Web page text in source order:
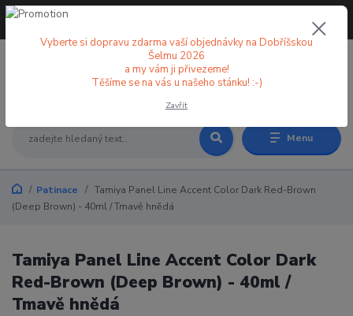
Menu
+420 773 998 582
Patinace
Tamiya Panel Line Accent Color Dark Red-Brown
(Deep Brown) - 40ml / Tmavě hnědá
Tamiya Panel Line Accent Color Dark
Red-Brown (Deep Brown) - 40ml /
Tmavě hnědá
Vyberte si dopravu zdarma vaší objednávky na Dobříšskou
Šelmu 2026
a my vám ji přivezeme!
Těšíme se na vás u našeho stánku! :-)
Zavřít